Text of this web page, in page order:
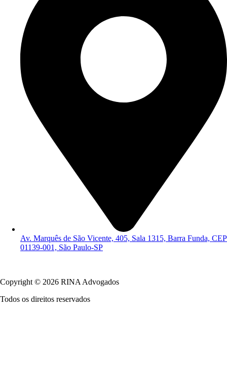
Av. Marquês de São Vicente, 405, Sala 1315, Barra Funda, CEP
01139-001, São Paulo-SP
Copyright © 2026 RINA Advogados
Todos os direitos reservados